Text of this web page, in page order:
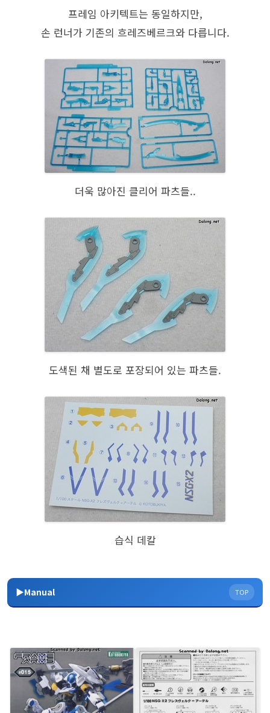
프레임 아키텍트는 동일하지만,
손 런너가 기존의 흐레즈베르크와 다릅니다.
더욱 많아진 클리어 파츠들..
도색된 채 별도로 포장되어 있는 파츠들.
습식 데칼
▶Manual TOP